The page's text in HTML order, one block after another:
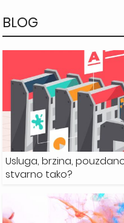
BLOG
Usluga, brzina,
stvarno tako?